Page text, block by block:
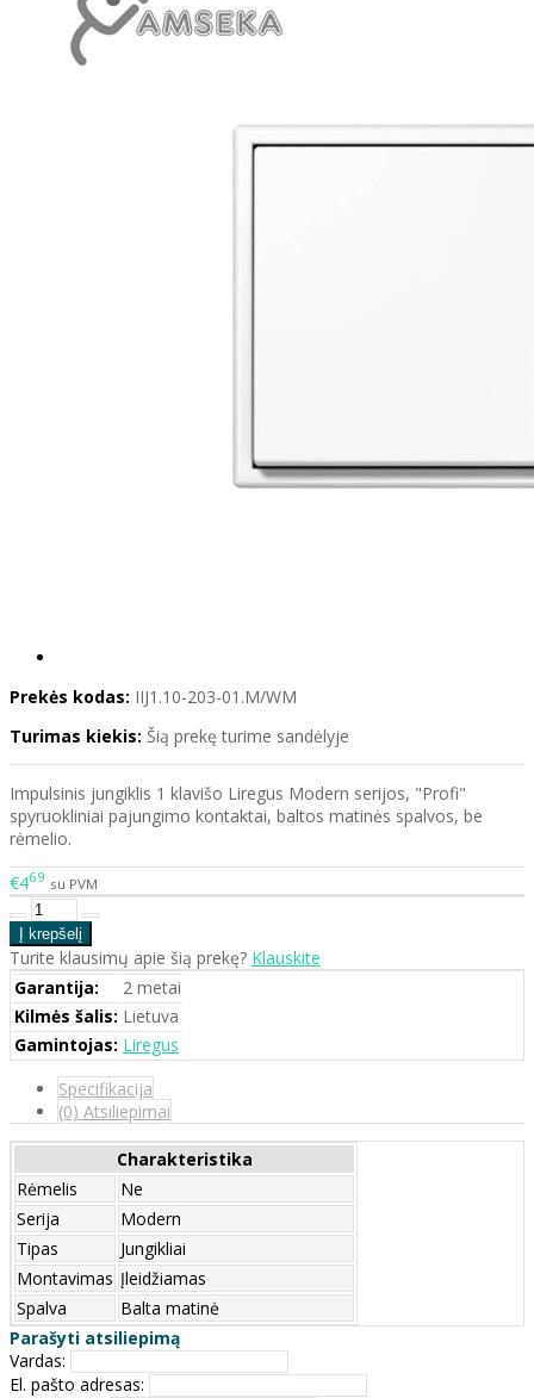
Prekės kodas: IIJ1.10-203-01.M/WM
Turimas kiekis: Šią prekę turime sandėlyje
Impulsinis jungiklis 1 klavišo Liregus Modern serijos, "Profi"
spyruokliniai pajungimo kontaktai, baltos matinės spalvos, be
rėmelio.
€469 su PVM
Turite klausimų apie šią prekę? Klauskite
Garantija:
2 metai
Kilmės šalis: Lietuva
Gamintojas: Liregus
Specifikacija
(0) Atsiliepimai
Charakteristika
Rėmelis
Ne
Serija
Modern
Tipas
Jungikliai
Montavimas Įleidžiamas
Spalva
Balta matinė
Parašyti atsiliepimą
Vardas:
El. pašto adresas: